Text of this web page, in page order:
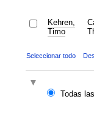
Kehren,
Timo
Seleccionar todo
Todas